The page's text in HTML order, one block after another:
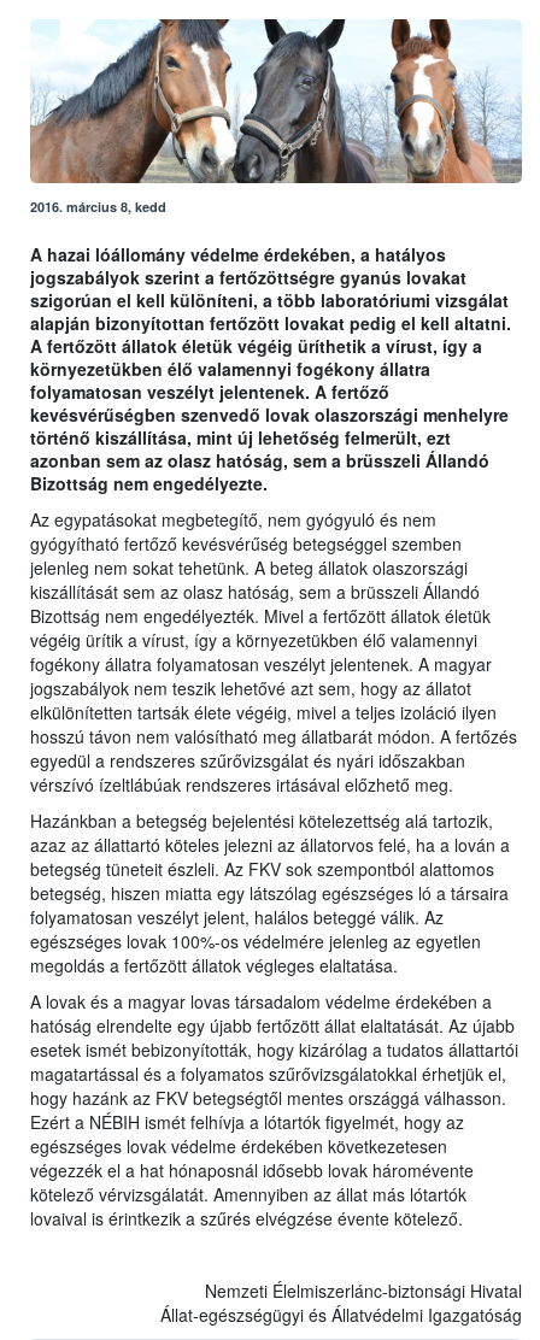
2016. március 8, kedd
A hazai lóállomány védelme érdekében, a hatályos
jogszabályok szerint a fertőzöttségre gyanús lovakat
szigorúan el kell különíteni, a több laboratóriumi vizsgálat
alapján bizonyítottan fertőzött lovakat pedig el kell altatni.
A fertőzött állatok életük végéig üríthetik a vírust, így a
környezetükben élő valamennyi fogékony állatra
folyamatosan veszélyt jelentenek. A fertőző
kevésvérűségben szenvedő lovak olaszországi menhelyre
történő kiszállítása, mint új lehetőség felmerült, ezt
azonban sem az olasz hatóság, sem a brüsszeli Állandó
Bizottság nem engedélyezte.
Az egypatásokat megbetegítő, nem gyógyuló és nem
gyógyítható fertőző kevésvérűség betegséggel szemben
jelenleg nem sokat tehetünk. A beteg állatok olaszországi
kiszállítását sem az olasz hatóság, sem a brüsszeli Állandó
Bizottság nem engedélyezték. Mivel a fertőzött állatok életük
végéig ürítik a vírust, így a környezetükben élő valamennyi
fogékony állatra folyamatosan veszélyt jelentenek. A magyar
jogszabályok nem teszik lehetővé azt sem, hogy az állatot
elkülönítetten tartsák élete végéig, mivel a teljes izoláció ilyen
hosszú távon nem valósítható meg állatbarát módon. A fertőzés
egyedül a rendszeres szűrővizsgálat és nyári időszakban
vérszívó ízeltlábúak rendszeres irtásával előzhető meg.
Hazánkban a betegség bejelentési kötelezettség alá tartozik,
azaz az állattartó köteles jelezni az állatorvos felé, ha a lován a
betegség tüneteit észleli. Az FKV sok szempontból alattomos
betegség, hiszen miatta egy látszólag egészséges ló a társaira
folyamatosan veszélyt jelent, halálos beteggé válik. Az
egészséges lovak 100%-os védelmére jelenleg az egyetlen
megoldás a fertőzött állatok végleges elaltatása.
A lovak és a magyar lovas társadalom védelme érdekében a
hatóság elrendelte egy újabb fertőzött állat elaltatását. Az újabb
esetek ismét bebizonyították, hogy kizárólag a tudatos állattartói
magatartással és a folyamatos szűrővizsgálatokkal érhetjük el,
hogy hazánk az FKV betegségtől mentes országgá válhasson.
Ezért a NÉBIH ismét felhívja a lótartók figyelmét, hogy az
egészséges lovak védelme érdekében következetesen
végezzék el a hat hónaposnál idősebb lovak háromévente
kötelező vérvizsgálatát. Amennyiben az állat más lótartók
lovaival is érintkezik a szűrés elvégzése évente kötelező.
Nemzeti Élelmiszerlánc-biztonsági Hivatal
Állat-egészségügyi és Állatvédelmi Igazgatóság